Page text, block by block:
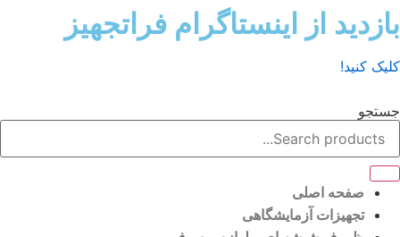
از اینستاگرام فراتجهیز
کنید!
صفحه اصلی
تجهیزات آزمایشگاهی